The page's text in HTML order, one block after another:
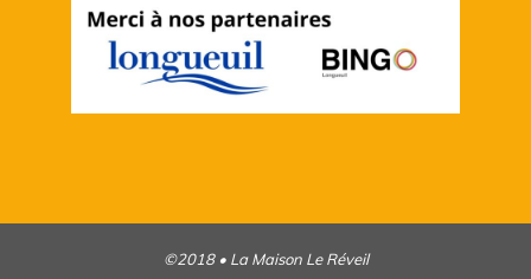
©2018 • La Maison Le Réveil